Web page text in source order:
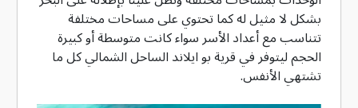
بشكل لا مثيل له كما تحتوي على مساحات مختلفة
تتناسب مع أعداد الأسر سواء كانت متوسطة أو كبيرة
الحجم ليتوفر في قرية بو ايلاند الساحل الشمالي كل ما
تشتهي الأنفس.